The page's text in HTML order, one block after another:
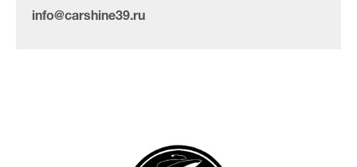
info@carshine39.ru